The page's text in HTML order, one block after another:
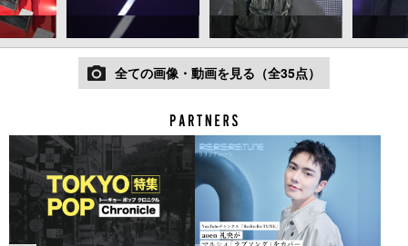
全ての画像・動画を見る（全35点）